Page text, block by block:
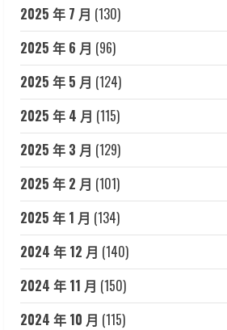
2025 年 7 月 (130)
2025 年 6 月 (96)
2025 年 5 月 (124)
2025 年 4 月 (115)
2025 年 3 月 (129)
2025 年 2 月 (101)
2025 年 1 月 (134)
2024 年 12 月 (140)
2024 年 11 月 (150)
2024 年 10 月 (115)